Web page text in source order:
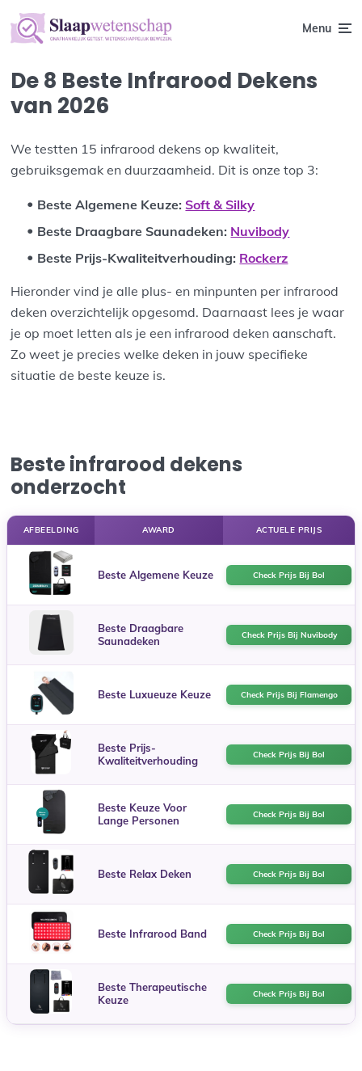
Menu
De 8 Beste Infrarood Dekens
van 2026
We testten 15 infrarood dekens op kwaliteit,
gebruiksgemak en duurzaamheid. Dit is onze top 3:
Beste Algemene Keuze: Soft & Silky
Beste Draagbare Saunadeken: Nuvibody
Beste Prijs-Kwaliteitverhouding: Rockerz
Hieronder vind je alle plus- en minpunten per infrarood
deken overzichtelijk opgesomd. Daarnaast lees je waar
je op moet letten als je een infrarood deken aanschaft.
Zo weet je precies welke deken in jouw specifieke
situatie de beste keuze is.
Beste infrarood dekens
onderzocht
AFBEELDING AWARD ACTUELE PRIJS
Beste Algemene Keuze Check Prijs Bij Bol
Beste Draagbare
Saunadeken
Check Prijs Bij Nuvibody
Beste Luxueuze Keuze Check Prijs Bij Flamengo
Beste Prijs-
Kwaliteitverhouding
Check Prijs Bij Bol
Beste Keuze Voor
Lange Personen
Check Prijs Bij Bol
Beste Relax Deken Check Prijs Bij Bol
Beste Infrarood Band Check Prijs Bij Bol
Beste Therapeutische
Keuze
Check Prijs Bij Bol